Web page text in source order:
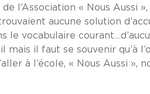
l’Association « Nous Aussi
aucune solution
vocabulaire
il faut se souvenir qu’à
à l’école, « Nous Aussi »,